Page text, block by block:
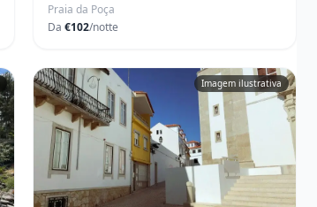
Praia da Poça
Da€102/notte
Imagem ilustrativa